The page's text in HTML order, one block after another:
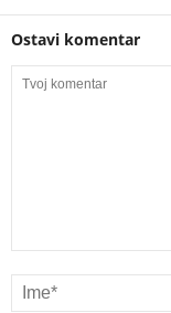
Ostavi komentar